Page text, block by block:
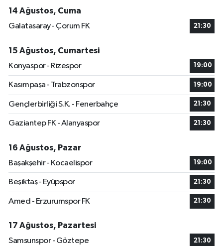
14 Ağustos, Cuma
Galatasaray - Çorum FK
21:30
15 Ağustos, Cumartesi
Konyaspor - Rizespor
19:00
Kasımpaşa - Trabzonspor 19:00
Gençlerbirliği S.K. - Fenerbahçe 21:30
Gaziantep FK - Alanyaspor 21:30
16 Ağustos, Pazar
Başakşehir - Kocaelispor
19:00
Beşiktaş - Eyüpspor 21:30
Amed - Erzurumspor FK 21:30
17 Ağustos, Pazartesi
Samsunspor - Göztepe
21:30